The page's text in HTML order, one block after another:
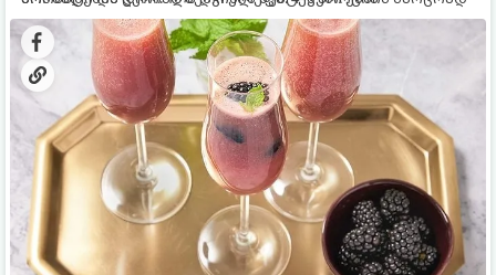
დახვეწილ და მაგრილებელ კოქტეილს.